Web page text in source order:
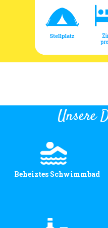
Unsere
Beheiztes Schwimmbad